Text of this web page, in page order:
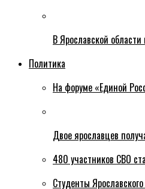
В Ярославской
Политика
На форуме «Единой
Двое ярославцев
480 участников СВО
Студенты